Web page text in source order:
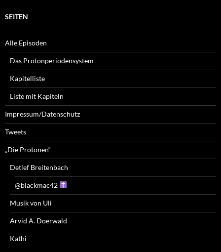
SEITEN
Alle Episoden
Das Protonperiodensystem
Kapitelliste
Liste mit Kapiteln
Impressum/Datenschutz
Tweets
„Die Protonen“
Detlef Breitenbach
@blackmac42
Musik von Uli
Arvid A. Doerwald
Kathi